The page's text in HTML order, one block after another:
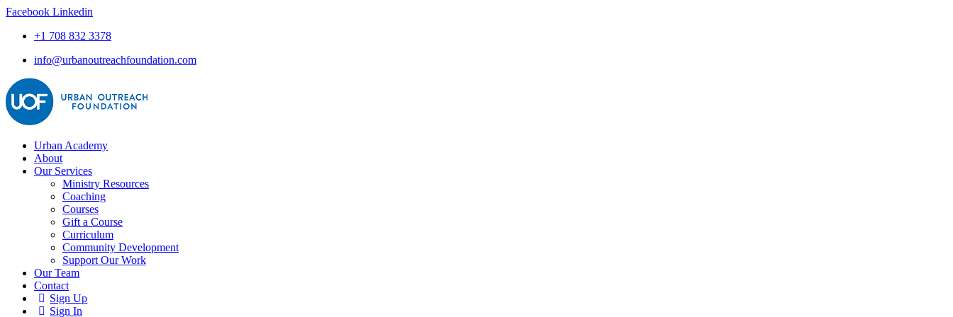
Facebook Linkedin
+1 708 832 3378
info@urbanoutreachfoundation.com
Urban Academy
About
Our Services
Ministry Resources
Coaching
Courses
Gift a Course
Curriculum
Community Development
Support Our Work
Our Team
Contact
Sign Up
Sign In